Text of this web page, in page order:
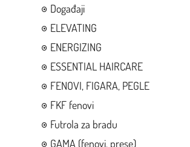
Događaji
ELEVATING
ENERGIZING
ESSENTIAL HAIRCARE
FENOVI, FIGARA, PEGLE
FKF fenovi
Futrola za bradu
GAMA (fenovi, prese)